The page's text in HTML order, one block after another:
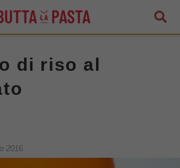
di riso al
2016